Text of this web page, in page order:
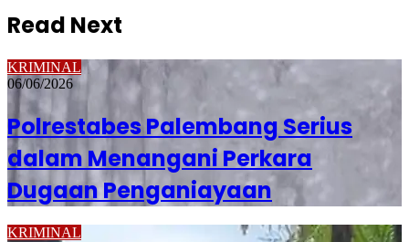
Read Next
KRIMINAL
06/06/2026
Polrestabes Palembang Serius
dalam Menangani Perkara
Dugaan Penganiayaan
KRIMINAL